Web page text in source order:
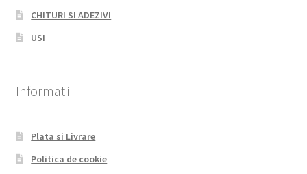
CHITURI SI ADEZIVI
USI
Informatii
Plata si Livrare
Politica de cookie